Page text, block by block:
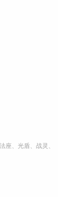
座、光盾、战灵、